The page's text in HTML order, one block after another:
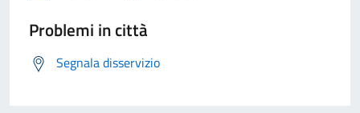
Problemi in città
Segnala disservizio